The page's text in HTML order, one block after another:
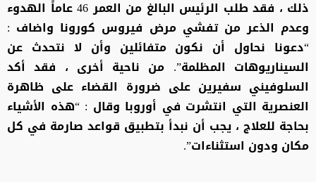
ذلك ، فقد طلب الرئيس البالغ من العمر 46 عاماً الهدوء
وعدم الذعر من تفشي مرض فيروس كورونا واضاف :
“دعونا نحاول أن نكون متفائلين وأن لا نتحدث عن
السيناريوهات المظلمة”. من ناحية أخرى ، فقد أكد
السلوفيني سفيرين على ضرورة القضاء على ظاهرة
العنصرية التي انتشرت في أوروبا وقال : “هذه الأشياء
بحاجة للعلاج ، يجب أن نبدأ بتطبيق قواعد صارمة في كل
مكان ودون استثناءات”.